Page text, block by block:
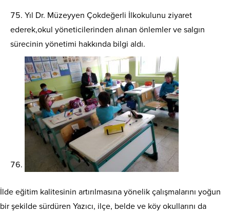
Yıl Dr. Müzeyyen Çokdeğerli İlkokulunu ziyaret
ederek,okul yöneticilerinden alınan önlemler ve salgın
sürecinin yönetimi hakkında bilgi aldı.
İlde eğitim kalitesinin artırılmasına yönelik çalışmalarını yoğun
bir şekilde sürdüren Yazıcı, ilçe, belde ve köy okullarını da